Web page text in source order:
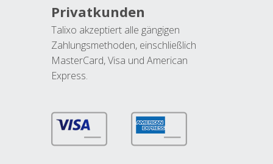
Privatkunden
Talixo akzeptiert alle gängigen
Zahlungsmethoden, einschließlich
MasterCard, Visa und American
Express.